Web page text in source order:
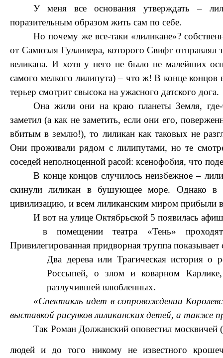
У меня все основания утверждать –
поразительным образом жить сам по себе.
Но почему же все-таки «лиликане»?
от Самюэля Гулливера, которого Свифт
великана. И хотя у него не было не малейших
самого мелкого лилипута) – что ж! В конце
терьер смотрит свысока на ужасного датского дога.
Она жили они на краю планеты Земля, где-
заметил (а как не заметить, если они его,
вбитым в землю!), то лиликан как таковых не
Они проживали рядом с лилипутами, но те
соседей неполноценной расой: ксенофобия, что
В конце концов случилось неизбежное –
скинули лиликан в бушующее море. Однако в
цивилизацию, и всем лиликанским миром прибыли
И вот на улице Октябрьской 5 появилась
в помещении театра «Тень» проходят
Привилегированная придворная труппа показывает
Два дерева или Трагическая история о
Россыпей, о злом и коварном
разлучившей влюбленных.
«Спектакль идет в сопровождении
выставкой рисунков лиликанских детей, а также
Так Роман Должанский оповестил москвичей
людей и до того никому не известного